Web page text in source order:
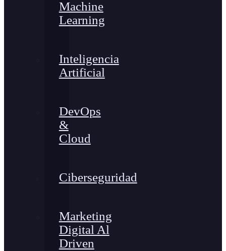
Machine
Learning
Inteligencia
Artificial
DevOps
&
Cloud
Ciberseguridad
Marketing
Digital Al
Driven